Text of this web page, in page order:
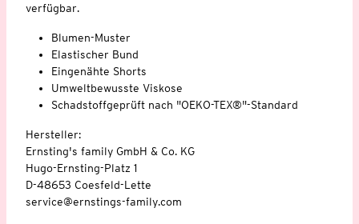
verfügbar.
Blumen-Muster
Elastischer Bund
Eingenähte Shorts
Umweltbewusste Viskose
Schadstoffgeprüft nach "OEKO-TEX®"-Standard
Hersteller:
Ernsting's family GmbH & Co. KG
Hugo-Ernsting-Platz 1
D-48653 Coesfeld-Lette
service@ernstings-family.com